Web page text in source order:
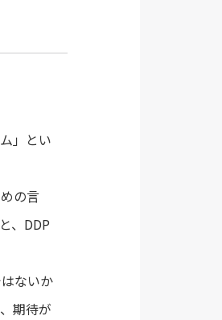
」とい
の言
、DDP
ないか
期待が